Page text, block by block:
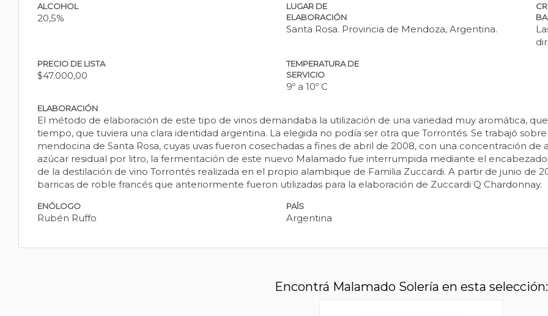
ALCOHOL
20,5%
LUGAR DE
ELABORACIÓN
Santa Rosa. Provincia de Mendoza, Argentina.
PRECIO DE LISTA
$47.000,00
TEMPERATURA DE
SERVICIO
9º a 10º C
ELABORACIÓN
El método de elaboración de este tipo de vinos demandaba la utilización de una variedad muy aromática,
tiempo, que tuviera una clara identidad argentina. La elegida no podía ser otra que Torrontés. Se trabajó
mendocina de Santa Rosa, cuyas uvas fueron cosechadas a fines de abril de 2008, con una concentración de
azúcar residual por litro, la fermentación de este nuevo Malamado fue interrumpida mediante el
de la destilación de vino Torrontés realizada en el propio alambique de Familia Zuccardi. A partir de junio de
barricas de roble francés que anteriormente fueron utilizadas para la elaboración de Zuccardi Q Chardonnay.
ENÓLOGO
Rubén Ruffo
PAÍS
Argentina
Encontrá Malamado Solería en esta selección: